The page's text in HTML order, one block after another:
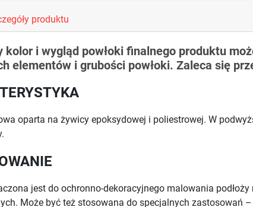
produktu
kolor i wygląd powłoki finalnego produktu
elementów i grubości powłoki. Zaleca się
oparta na żywicy epoksydowej i poliestrowej. W
jest do ochronno-dekoracyjnego malowania
Może być też stosowana do specjalnych zastosowań